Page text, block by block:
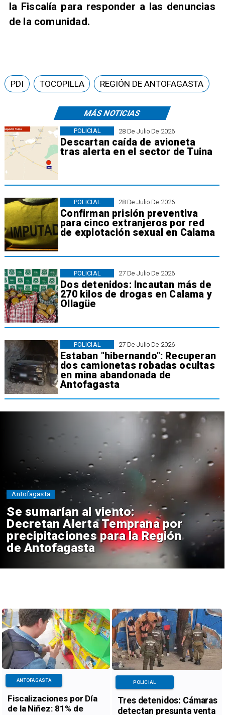
la Fiscalía para responder a las denuncias
de la comunidad.
MÁS NOTICIAS
28 De Julio De 2026
Descartan caída de avioneta
tras alerta en el sector de Tuina
POLICIAL
28 De Julio De 2026
Confirman prisión preventiva
para cinco extranjeros por red
de explotación sexual en Calama
POLICIAL
27 De Julio De 2026
Dos detenidos: Incautan más de
270 kilos de drogas en Calama y
Ollagüe
POLICIAL
27 De Julio De 2026
Estaban "hibernando": Recuperan
dos camionetas robadas ocultas
en mina abandonada de
Antofagasta
POLICIAL
PDI TOCOPILLA REGIÓN DE ANTOFAGASTA
Se sumarían al viento:
Decretan Alerta Temprana por
precipitaciones para la Región
de Antofagasta
Antofagasta
Fiscalizaciones por Día
de la Niñez: 81% de
ANTOFAGASTA
Tres detenidos: Cámaras
detectan presunta venta
POLICIAL